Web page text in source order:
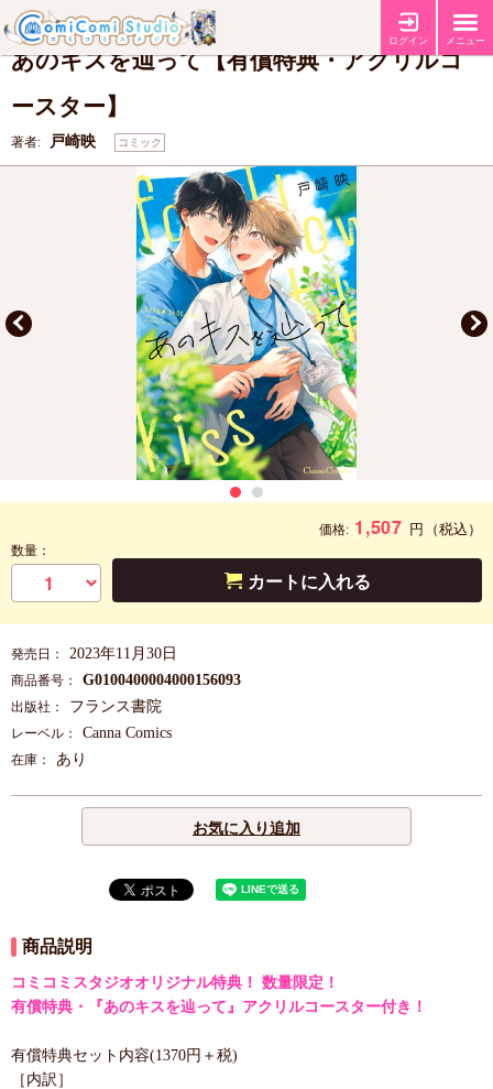
ログイン メニュー
特典 【有償特典・『あのキスを辿って』アクリルコースター】
あのキスを辿って【有償特典・アクリルコ
ースター】
著者: 戸崎映 コミック
価格: 1,507 円 （税込）
数量：
カートに入れる
発売日： 2023年11月30日
商品番号： G0100400004000156093
出版社： フランス書院
レーベル： Canna Comics
在庫： あり
お気に入り追加
商品説明
コミコミスタジオオリジナル特典！ 数量限定！
有償特典・『あのキスを辿って』アクリルコースター付き！
有償特典セット内容(1370円＋税)
［内訳］